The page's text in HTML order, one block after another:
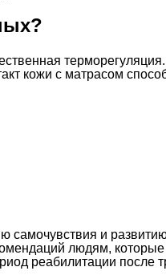
кожи с матрасом
самочувствия и
людям, которые
реабилитации после